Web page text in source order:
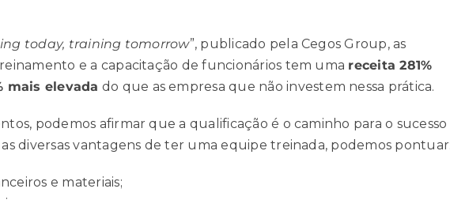
today, training tomorrow”, publicado pela Cegos Group, as
e a capacitação de funcionários tem uma receita 281%
mais elevada do que as empresa que não investem nessa prática.
podemos afirmar que a qualificação é o caminho para o sucesso
diversas vantagens de ter uma equipe treinada, podemos
e materiais;